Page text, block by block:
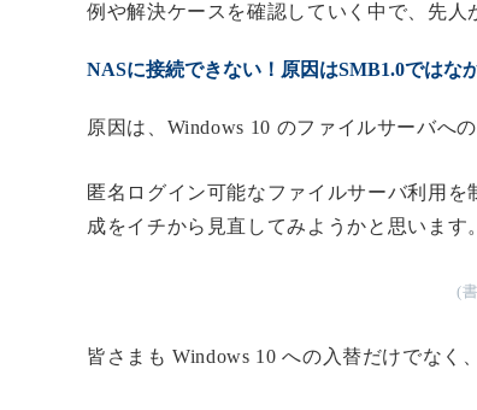
例や解決ケースを確認していく中で、先人
NASに接続できない！原因はSMB1.0ではな
原因は、Windows 10 のファイルサーバへ
匿名ログイン可能なファイルサーバ利用
成をイチから見直してみようかと思います。
(
皆さまも Windows 10 への入替だけでなく